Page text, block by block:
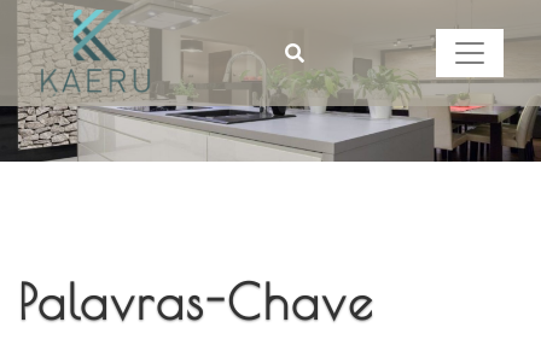
Palavras-Chave